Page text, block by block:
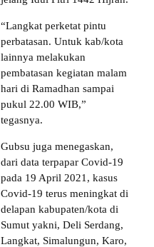
“Langkat perketat pintu
perbatasan. Untuk kab/kota
lainnya melakukan
pembatasan kegiatan malam
hari di Ramadhan sampai
pukul 22.00 WIB,”
tegasnya.
Gubsu juga menegaskan,
dari data terpapar Covid-19
pada 19 April 2021, kasus
Covid-19 terus meningkat di
delapan kabupaten/kota di
Sumut yakni, Deli Serdang,
Langkat, Simalungun, Karo,